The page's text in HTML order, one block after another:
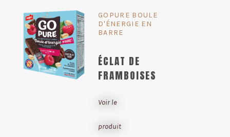
GOPURE BOULE
D'ÉNERGIE EN
BARRE
ÉCLAT DE
FRAMBOISES
Voir le
produit